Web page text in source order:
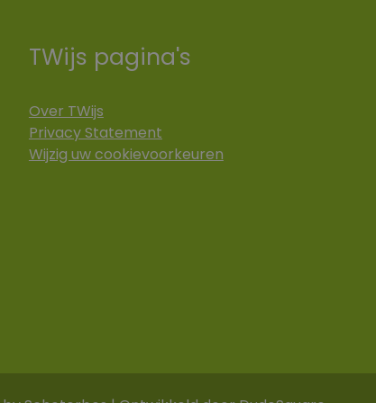
TWijs pagina's
Over TWijs
Privacy Statement
Wijzig uw cookievoorkeuren